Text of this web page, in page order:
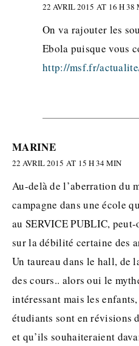
22 AVRIL 2015 AT 16 H 38
On va rajouter les
Ebola puisque vous
http://msf.fr/
MARINE
22 AVRIL 2015 AT 15 H 34 MIN
Au-delà de l’aberration du
campagne dans une école
au SERVICE PUBLIC,
sur la débilité certaine des
Un taureau dans le hall, de
des cours.. alors oui le
intéressant mais les
étudiants sont en révisions
et qu’ils souhaiteraient